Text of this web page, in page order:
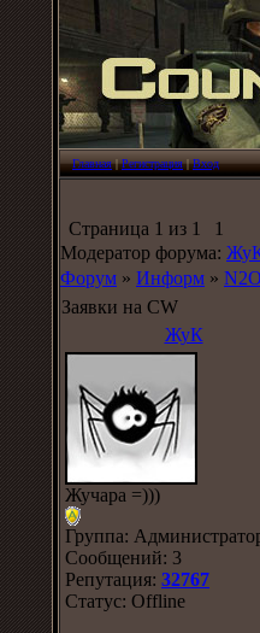
Главная|Регистрация|Вход
Страница 1 из 1
1
Модератор форума:
Форум » Информ »
Заявки на CW
ЖуК
Жучара =)))
Группа:
Сообщений: 3
Репутация: 32767
Статус: Offline